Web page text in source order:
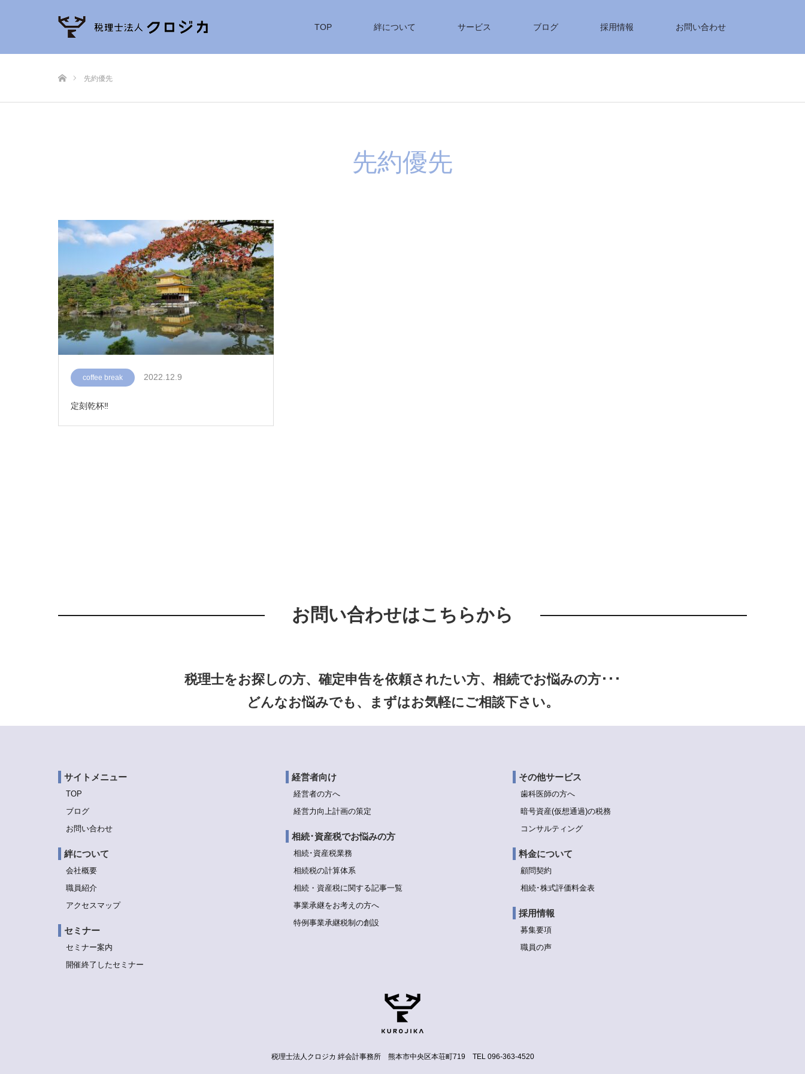
TOP 絆について サービス ブログ 採用情報 お問い合わせ
先約優先
先約優先
coffee break 2022.12.9
定刻乾杯‼
お問い合わせはこちらから
税理士をお探しの方、確定申告を依頼されたい方、相続でお悩みの方･･･
どんなお悩みでも、まずはお気軽にご相談下さい。
サイトメニュー
TOP
ブログ
お問い合わせ
絆について
会社概要
職員紹介
アクセスマップ
セミナー
セミナー案内
開催終了したセミナー
経営者向け
経営者の方へ
経営力向上計画の策定
相続･資産税でお悩みの方
相続･資産税業務
相続税の計算体系
相続・資産税に関する記事一覧
事業承継をお考えの方へ
特例事業承継税制の創設
その他サービス
歯科医師の方へ
暗号資産(仮想通過)の税務
コンサルティング
料金について
顧問契約
相続･株式評価料金表
採用情報
募集要項
職員の声
税理士法人クロジカ 絆会計事務所 熊本市中央区本荘町719 TEL 096-363-4520